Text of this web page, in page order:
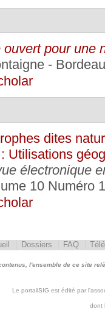
ouvert pour une
-
dites
Utilisations
électronique
10 Numéro
Dossiers FAQ
l'ensemble de ce site
Le portailSIG est édité par
dont